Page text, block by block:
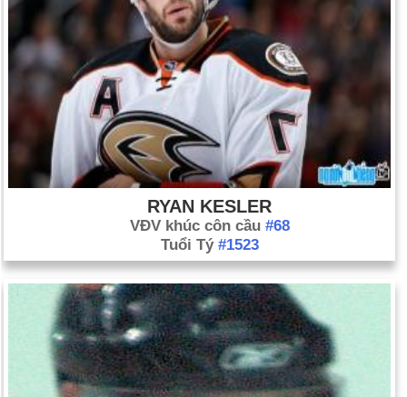
RYAN KESLER
VĐV khúc côn cầu #68
Tuổi Tý #1523